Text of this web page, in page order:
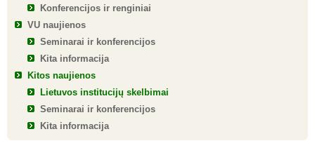
Konferencijos ir renginiai
VU naujienos
Seminarai ir konferencijos
Kita informacija
Kitos naujienos
Lietuvos institucijų skelbimai
Seminarai ir konferencijos
Kita informacija